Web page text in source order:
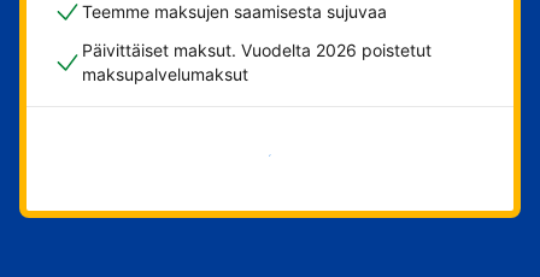
Teemme maksujen saamisesta sujuvaa
Päivittäiset maksut. Vuodelta 2026 poistetut
maksupalvelumaksut
Aloita nyt